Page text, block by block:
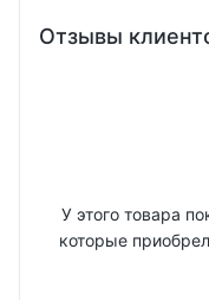
Отзывы
У этого товара
которые